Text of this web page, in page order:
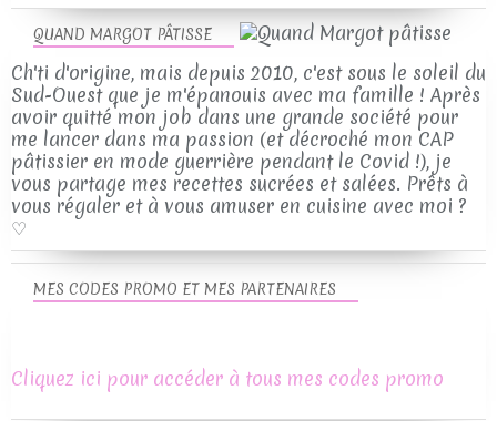
QUAND MARGOT PÂTISSE
Ch'ti d'origine, mais depuis 2010, c'est sous le soleil du
Sud-Ouest que je m'épanouis avec ma famille ! Après
avoir quitté mon job dans une grande société pour
me lancer dans ma passion (et décroché mon CAP
pâtissier en mode guerrière pendant le Covid !), je
vous partage mes recettes sucrées et salées. Prêts à
vous régaler et à vous amuser en cuisine avec moi ?
♡
MES CODES PROMO ET MES PARTENAIRES
Cliquez ici pour accéder à tous mes codes promo